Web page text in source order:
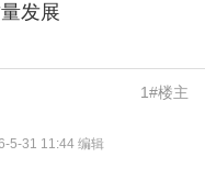
发展
1#楼主
5-31 11:44 编辑